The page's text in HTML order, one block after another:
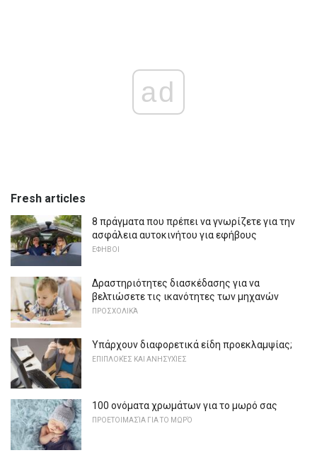
ad
Fresh articles
8 πράγματα που πρέπει να γνωρίζετε για την
ασφάλεια αυτοκινήτου για εφήβους
ΕΦΗΒΟΙ
Δραστηριότητες διασκέδασης για να
βελτιώσετε τις ικανότητες των μηχανών
ΠΡΟΣΧΟΛΙΚΆ
Υπάρχουν διαφορετικά είδη προεκλαμψίας;
ΕΠΙΠΛΟΚΈΣ ΚΑΙ ΑΝΗΣΥΧΊΕΣ
100 ονόματα χρωμάτων για το μωρό σας
ΠΡΟΕΤΟΙΜΑΣΊΑ ΓΙΑ ΤΟ ΜΩΡΌ